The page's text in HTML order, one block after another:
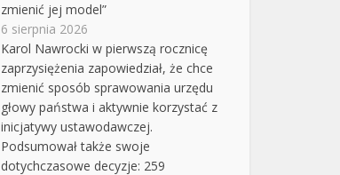
zmienić jej model”
6 sierpnia 2026
Karol Nawrocki w pierwszą rocznicę
zaprzysiężenia zapowiedział, że chce
zmienić sposób sprawowania urzędu
głowy państwa i aktywnie korzystać z
inicjatywy ustawodawczej.
Podsumował także swoje
dotychczasowe decyzje: 259